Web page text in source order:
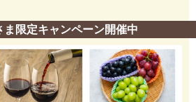
ま限定キャンペーン開催中